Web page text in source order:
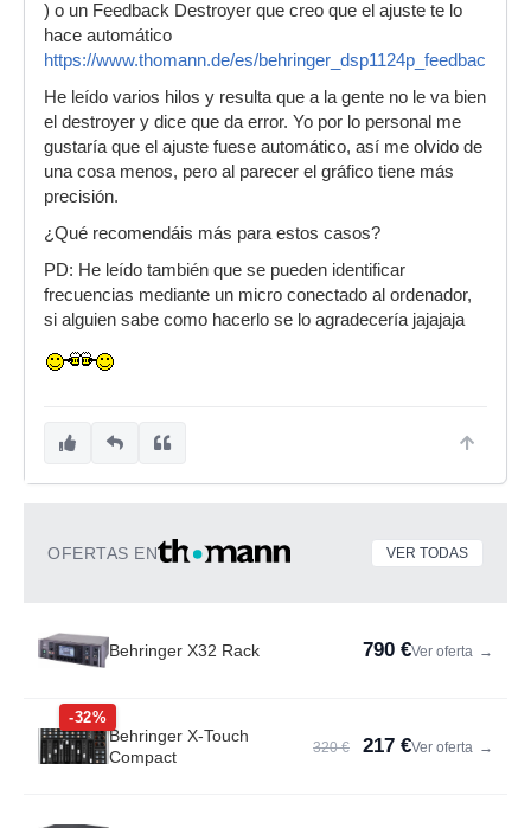
) o un Feedback Destroyer que creo que el ajuste te lo
hace automático
https://www.thomann.de/es/
He leído varios hilos y resulta que a la gente no le va bien
el destroyer y dice que da error. Yo por lo personal me
gustaría que el ajuste fuese automático, así me olvido de
una cosa menos, pero al parecer el gráfico tiene más
precisión.
¿Qué recomendáis más para estos casos?
PD: He leído también que se pueden identificar
frecuencias mediante un micro conectado al ordenador,
si alguien sabe como hacerlo se lo agradecería jajajaja
OFERTAS EN VER TODAS
Behringer X32 Rack 790 €Ver oferta →
-32%
Behringer X-Touch
Compact
320 € 217 €Ver oferta →